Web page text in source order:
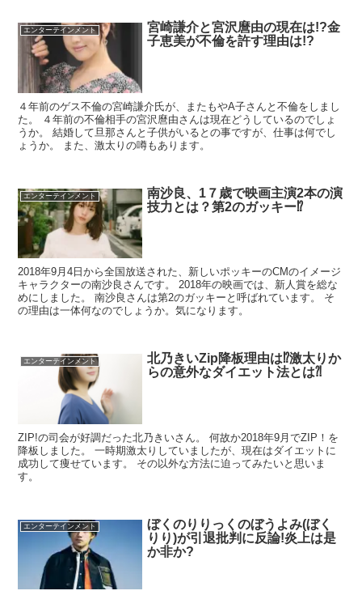
エンターテインメント
宮崎謙介と宮沢麿由の現在は!?金
子恵美が不倫を許す理由は!?
４年前のゲス不倫の宮崎謙介氏が、またもやA子さんと不倫をしまし
た。 ４年前の不倫相手の宮沢麿由さんは現在どうしているのでしょ
うか。 結婚して旦那さんと子供がいるとの事ですが、仕事は何でし
ょうか。 また、激太りの噂もあります。
エンターテインメント
南沙良、1７歳で映画主演2本の演
技力とは？第2のガッキー⁉︎
2018年9月4日から全国放送された、新しいポッキーのCMのイメージ
キャラクターの南沙良さんです。 2018年の映画では、新人賞を総な
めにしました。 南沙良さんは第2のガッキーと呼ばれています。 そ
の理由は一体何なのでしょうか。気になります。
エンターテインメント
北乃きいZip降板理由は⁉︎激太りか
らの意外なダイエット法とは⁈
ZIP!の司会が好調だった北乃きいさん。 何故か2018年9月でZIP！を
降板しました。 一時期激太りしていましたが、現在はダイエットに
成功して痩せています。 その以外な方法に迫ってみたいと思いま
す。
エンターテインメント
ぼくのりりっくのぼうよみ(ぼく
りり)が引退批判に反論!炎上は是
か非か?